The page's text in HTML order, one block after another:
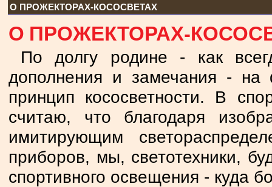
О ПРОЖЕКТОРАХ-КОСОСВЕТАХ
О ПРОЖЕКТОРАХ-
По долгу родине - как
дополнения и замечания - на
принцип кососветности. В
считаю, что благодаря
имитирующим
приборов, мы, светотехники,
спортивного освещения - куда